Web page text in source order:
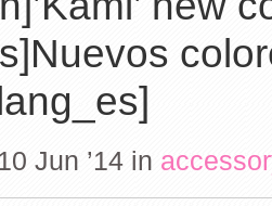
Jun ’14 in